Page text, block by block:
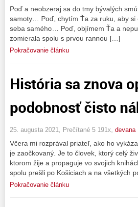
Poď a neobzeraj sa do tmy bývalých
samoty… Poď, chytím Ťa za ruku, aby si
seba samého… Poď, objímem Ťa a
zomierala spolu s prvou rannou […]
Pokračovanie článku
História sa znova
podobnosť čisto
25. augusta 2021, Prečítané 5 191x, devana
Včera mi rozprával priateľ, ako ho
je zaočkovaný. Je to človek, ktorý celý
ktorom žije a propaguje vo svojich
spolu prešli po Košiciach a na všetkých
Pokračovanie článku